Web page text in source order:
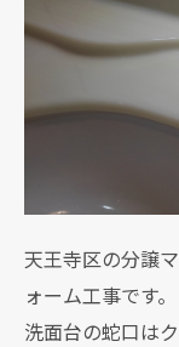
天王寺区の分譲
ォーム工事です。
洗面台の蛇口は